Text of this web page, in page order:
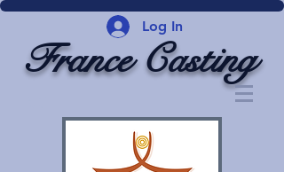
Log In
France Casting